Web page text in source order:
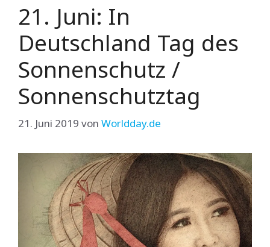
21. Juni: In
Deutschland Tag des
Sonnenschutz /
Sonnenschutztag
21. Juni 2019 von Worldday.de